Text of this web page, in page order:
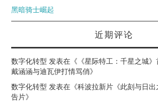
黑暗骑士崛起
近期评论
数字化转型 发表在《 《星际特工：千星之城
戴涵涵与迪瓦伊打情骂俏》
数字化转型 发表在《科波拉新片《此刻与日
告片》